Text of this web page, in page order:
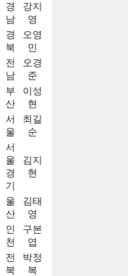
경
남
강지
영
경
북
오영
민
전
남
오경
준
부
산
이성
현
서
울
최길
순
서
울
경
기
김지
현
울
산
김태
영
인
천
구본
엽
전
북
박정
복